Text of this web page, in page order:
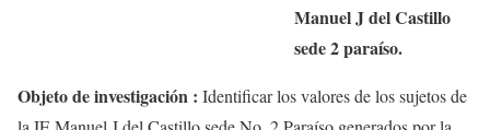
Manuel J del Castillo
sede 2 paraíso.
Objeto de investigación : Identificar los valores de los sujetos de